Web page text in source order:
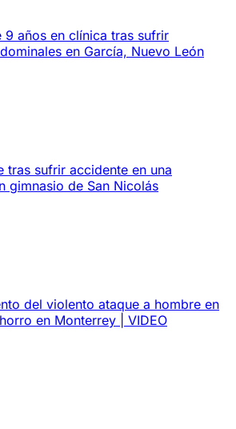
9 años en clínica tras sufrir
en García, Nuevo León
tras sufrir accidente en una
gimnasio de San Nicolás
del violento ataque a hombre en
en Monterrey | VIDEO